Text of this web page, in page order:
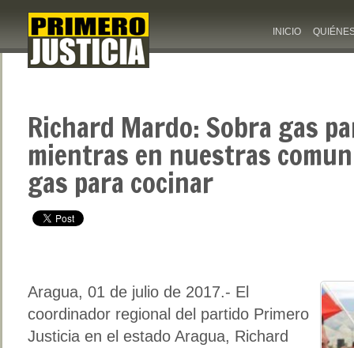
INICIO
Richard Mardo: Sobra gas
mientras en nuestras
gas para cocinar
Aragua, 01 de julio de 2017.- El
coordinador regional del partido Primero
Justicia en el estado Aragua, Richard